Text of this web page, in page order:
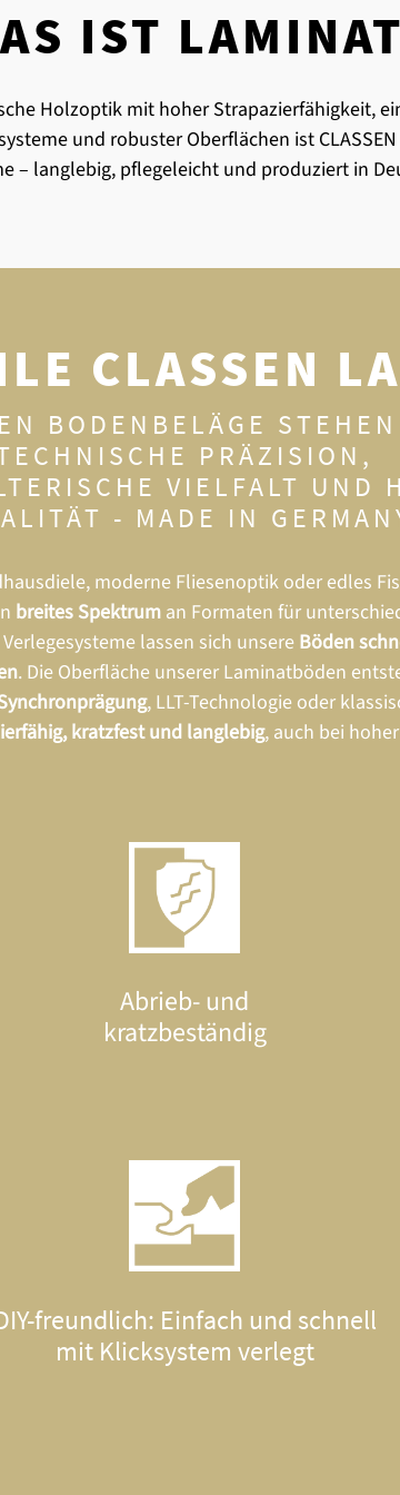
IST
Holzoptik mit hoher Strapazierfähigkeit,
und robuster Oberflächen ist
– langlebig, pflegeleicht und produziert in
CLASSEN
BODENBELÄGE
PRÄZISION,
VIELFALT UND
- MADE IN
moderne Fliesenoptik oder edles
breites Spektrum an Formaten für
lassen sich unsere Böden
. Die Oberfläche unserer Laminatböden
, LLT-Technologie oder
kratzfest und langlebig, auch bei
Abrieb- und
kratzbeständig
freundlich: Einfach und schnell
mit Klicksystem verlegt